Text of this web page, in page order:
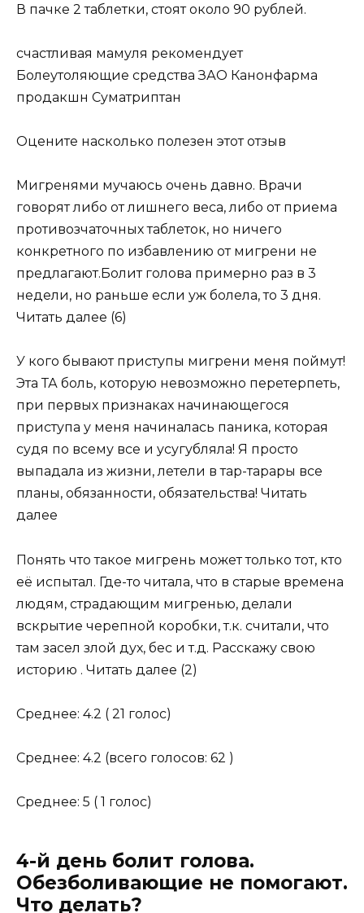
В пачке 2 таблетки, стоят около 90 рублей.
счастливая мамуля рекомендует
Болеутоляющие средства ЗАО Канонфарма
продакшн Суматриптан
Оцените насколько полезен этот отзыв
Мигренями мучаюсь очень давно. Врачи
говорят либо от лишнего веса, либо от приема
противозчаточных таблеток, но ничего
конкретного по избавлению от мигрени не
предлагают.Болит голова примерно раз в 3
недели, но раньше если уж болела, то 3 дня.
Читать далее (6)
У кого бывают приступы мигрени меня поймут!
Эта ТА боль, которую невозможно перетерпеть,
при первых признаках начинающегося
приступа у меня начиналась паника, которая
судя по всему все и усугубляла! Я просто
выпадала из жизни, летели в тар-тарары все
планы, обязанности, обязательства! Читать
далее
Понять что такое мигрень может только тот, кто
её испытал. Где-то читала, что в старые времена
людям, страдающим мигренью, делали
вскрытие черепной коробки, т.к. считали, что
там засел злой дух, бес и т.д. Расскажу свою
историю . Читать далее (2)
Среднее: 4.2 ( 21 голос)
Среднее: 4.2 (всего голосов: 62 )
Среднее: 5 ( 1 голос)
4-й день болит голова.
Обезболивающие не помогают.
Что делать?